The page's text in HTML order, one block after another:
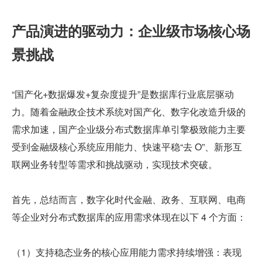
产品演进的驱动力：企业级市场核心场
景挑战
“国产化+数据爆发+复杂度提升”是数据库行业底层驱动
力。随着金融政企技术系统对国产化、数字化改造升级的
需求加速，国产企业级分布式数据库单引擎极致能力主要
受到金融级核心系统应用能力、快速平稳“去 O”、新形互
联网业务转型等需求和挑战驱动，实现技术突破。
首先，总结而言，数字化时代金融、政务、互联网、电商
等企业对分布式数据库的应用需求体现在以下 4 个方面：
（1）支持稳态业务的核心应用能力需求持续增强：表现